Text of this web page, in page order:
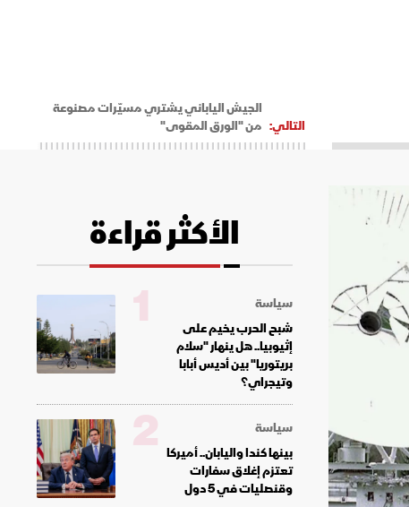
التالي:
الجيش الياباني يشتري مسيّرات مصنوعة
من "الورق المقوى"
الأكثر قراءة
سياسة
شبح الحرب يخيم على
إثيوبيا.. هل ينهار "سلام
بريتوريا" بين أديس أبابا
وتيجراي؟
1
سياسة
بينها كندا واليابان.. أميركا
تعتزم إغلاق سفارات
وقنصليات في 5 دول
2